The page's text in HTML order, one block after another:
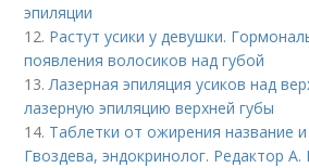
эпиляции
12. Растут усики у девушки.
появления волосиков над губой
13.Лазерная эпиляция усиков над
лазерную эпиляцию верхней губы
14. Таблетки от ожирения название
Гвоздева, эндокринолог. Редактор А.